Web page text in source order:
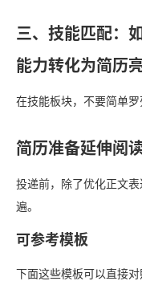
三、技能匹配：
能力转化为简历
在技能板块，不要简单
简历准备延伸阅
投递前，除了优化正文
遍。
可参考模板
下面这些模板可以直接对